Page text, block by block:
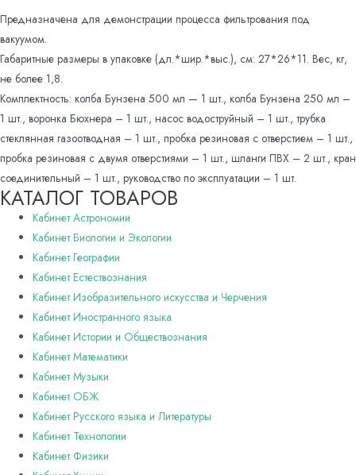
вакуумом
Предназначена для демонстрации процесса фильтрования под
вакуумом.
Габаритные размеры в упаковке (дл.*шир.*выс.), см: 27*26*11. Вес, кг,
не более 1,8.
Комплектность: колба Бунзена 500 мл — 1 шт., колба Бунзена 250 мл –
1 шт., воронка Бюхнера – 1 шт., насос водоструйный – 1 шт., трубка
стеклянная газоотводная – 1 шт., пробка резиновая с отверстием – 1 шт.,
пробка резиновая с двумя отверстиями – 1 шт., шланги ПВХ – 2 шт., кран
соединительный – 1 шт., руководство по эксплуатации – 1 шт.
КАТАЛОГ ТОВАРОВ
Кабинет Астрономии
Кабинет Биологии и Экологии
Кабинет Географии
Кабинет Естествознания
Кабинет Изобразительного искусства и Черчения
Кабинет Иностранного языка
Кабинет Истории и Обществознания
Кабинет Математики
Кабинет Музыки
Кабинет ОБЖ
Кабинет Русского языка и Литературы
Кабинет Технологии
Кабинет Физики